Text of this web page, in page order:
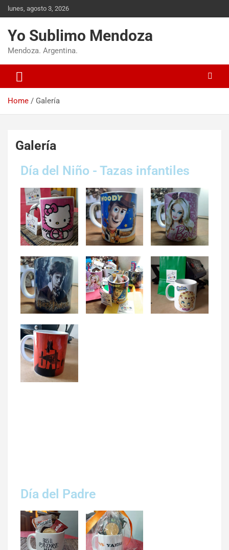
lunes, agosto 3, 2026
Yo Sublimo Mendoza
Mendoza. Argentina.
Home Galería
Galería
Día del Niño - Tazas infantiles
Día del Padre